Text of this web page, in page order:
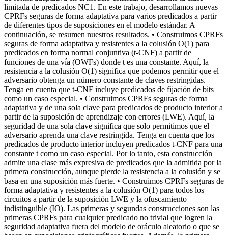
limitada de predicados NC1. En este trabajo, desarrollamos nuevas
CPRFs seguras de forma adaptativa para varios predicados a partir
de diferentes tipos de suposiciones en el modelo estándar. A
continuación, se resumen nuestros resultados. • Construimos CPRFs
seguras de forma adaptativa y resistentes a la colusión O(1) para
predicados en forma normal conjuntiva (t-CNF) a partir de
funciones de una vía (OWFs) donde t es una constante. Aquí, la
resistencia a la colusión O(1) significa que podemos permitir que el
adversario obtenga un número constante de claves restringidas.
Tenga en cuenta que t-CNF incluye predicados de fijación de bits
como un caso especial. • Construimos CPRFs seguras de forma
adaptativa y de una sola clave para predicados de producto interior a
partir de la suposición de aprendizaje con errores (LWE). Aquí, la
seguridad de una sola clave significa que solo permitimos que el
adversario aprenda una clave restringida. Tenga en cuenta que los
predicados de producto interior incluyen predicados t-CNF para una
constante t como un caso especial. Por lo tanto, esta construcción
admite una clase más expresiva de predicados que la admitida por la
primera construcción, aunque pierde la resistencia a la colusión y se
basa en una suposición más fuerte. • Construimos CPRFs seguras de
forma adaptativa y resistentes a la colusión O(1) para todos los
circuitos a partir de la suposición LWE y la ofuscamiento
indistinguible (IO). Las primeras y segundas construcciones son las
primeras CPRFs para cualquier predicado no trivial que logren la
seguridad adaptativa fuera del modelo de oráculo aleatorio o que se